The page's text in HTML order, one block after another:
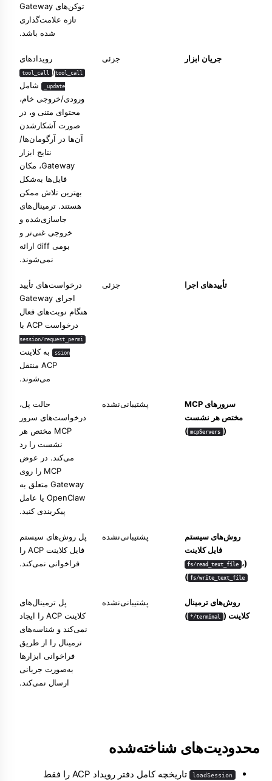
توکن‌های Gateway
تازه علامت‌گذاری
شده باشد.
جریان ابزار جزئی رویدادهای
tool_call /tool_call
_update
شامل
ورودی/خروجی خام،
محتوای متنی و، در
صورت آشکارشدن
آن‌ها در آرگومان‌ها/
نتایج ابزار
Gateway، مکان
فایل‌ها به‌شکل
بهترین تلاش ممکن
هستند. ترمینال‌های
جاسازی‌شده و
خروجی غنی‌تر و
بومی diff ارائه
نمی‌شوند.
تأییدهای اجرا جزئی
درخواست‌های تأیید
اجرای Gateway
هنگام نوبت‌های فعال
درخواست ACP با
session/request_permi
ssion
به کلاینت
ACP منتقل
می‌شوند.
سرورهای MCP
مختص هر نشست
(
mcpServers
)
پشتیبانی‌نشده
حالت پل،
درخواست‌های سرور
MCP مختص هر
نشست را رد
می‌کند. در عوض
MCP را روی
Gateway متعلق به
OpenClaw یا عامل
پیکربندی کنید.
روش‌های سیستم
فایل کلاینت
(
fs/read_text_file ،
fs/write_text_file
)
پشتیبانی‌نشده
پل روش‌های سیستم
فایل کلاینت ACP را
فراخوانی نمی‌کند.
روش‌های ترمینال
کلاینت ( terminal/*
)
پشتیبانی‌نشده
پل ترمینال‌های
کلاینت ACP را ایجاد
نمی‌کند و شناسه‌های
ترمینال را از طریق
فراخوانی ابزارها
به‌صورت جریانی
ارسال نمی‌کند.
محدودیت‌های شناخته‌شده
loadSession
تاریخچه کامل دفتر رویداد ACP را فقط